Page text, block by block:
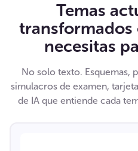
Temas
necesitas
No solo texto. Esquemas,
simulacros de examen,
de IA que entiende cada